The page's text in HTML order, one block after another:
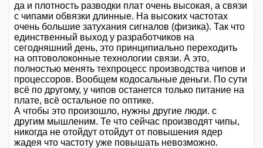
да и плотность разводки плат очень высокая, а связи
с чипами обвязки длинные. На высоких частотах
очень большие затухания сигналов (физика). Так что
единственный выход у разработчиков на
сегодняшний день, это принципиально переходить
на оптоволоконные технологии связи. А это,
полностью менять техпроцесс производства чипов и
процессоров. Вообщем кодосальные деньги. По сути
всё по другому, у чипов останется только питание на
плате, всё остальное по оптике.
А чтобы это произошло, нужны другие люди. с
другим мышленим. Те что сейчас производят чипы,
никогда не отойдут отойдут от повышения ядер
жадея что частоту уже повышать невозможно.